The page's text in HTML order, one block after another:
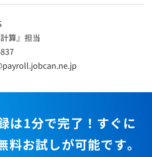
算』担当
は1分で完了！すぐに
料お試しが可能です。